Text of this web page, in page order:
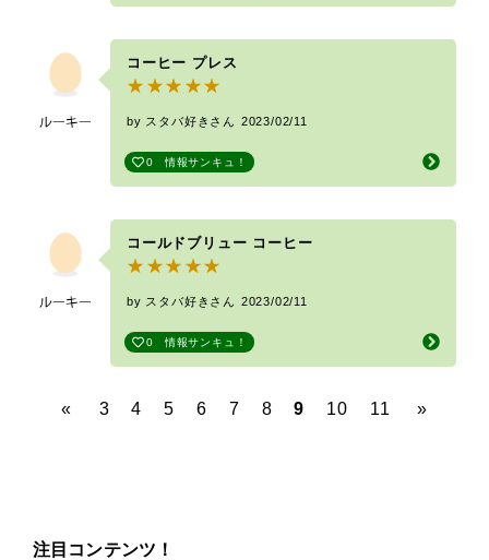
コーヒー プレス
by スタバ好きさん 2023/02/11
0 情報サンキュ！
コールドブリュー コーヒー
by スタバ好きさん 2023/02/11
0 情報サンキュ！
« 3 4 5 6 7 8 9 10 11 »
注目コンテンツ！